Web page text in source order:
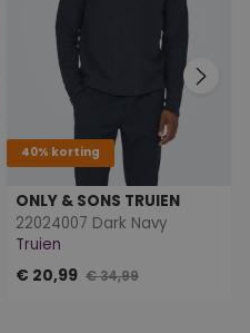
40% korting
ONLY & SONS TRUIEN
22024007 Dark Navy
Truien
€ 20,99 € 34,99